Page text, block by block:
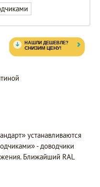
устанавливаются
- доводчики
Ближайший RAL